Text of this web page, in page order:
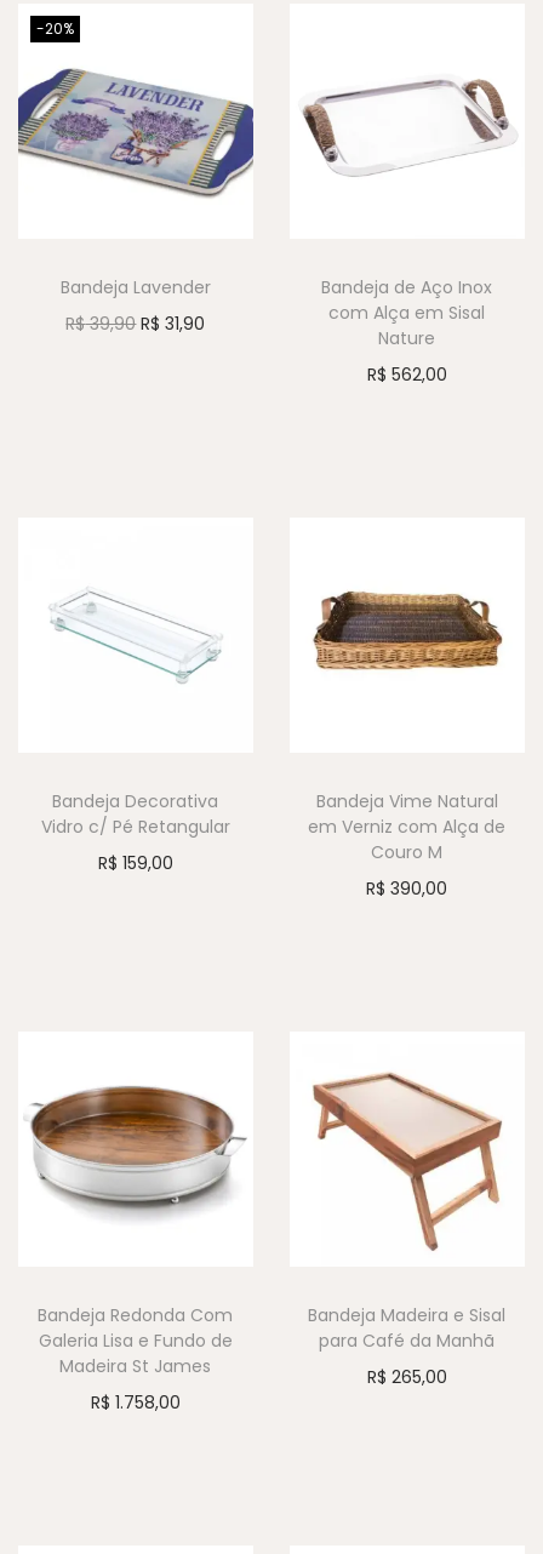
-20%
Bandeja Lavender
R$39,90 R$ 31,90
Bandeja de Aço Inox
com Alça em Sisal
Nature
R$ 562,00
Bandeja Decorativa
Vidro c/ Pé Retangular
R$ 159,00
Bandeja Vime Natural
em Verniz com Alça de
Couro M
R$ 390,00
Bandeja Redonda Com
Galeria Lisa e Fundo de
Madeira St James
R$ 1.758,00
Bandeja Madeira e Sisal
para Café da Manhã
R$ 265,00